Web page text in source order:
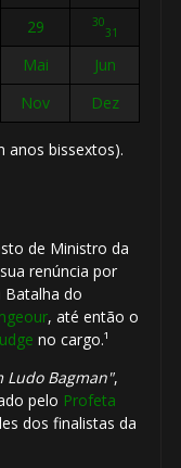
29 30
31
Mai
Jun
Nov Dez
anos bissextos).
de Ministro da
renúncia por
Batalha do
, até então o
no cargo.¹
Ludo Bagman",
pelo Profeta
dos finalistas da